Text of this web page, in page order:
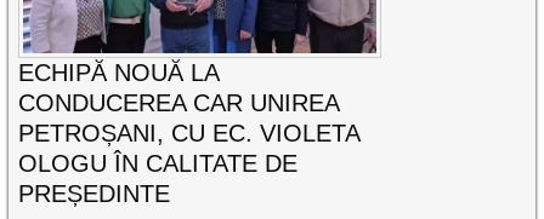
ECHIPĂ NOUĂ LA
CONDUCEREA CAR UNIREA
PETROȘANI, CU EC. VIOLETA
OLOGU ÎN CALITATE DE
PREȘEDINTE